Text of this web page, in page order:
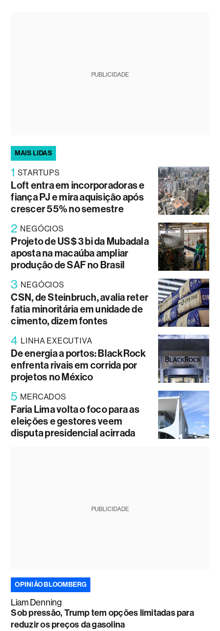
PUBLICIDADE
MAIS LIDAS
1 STARTUPS
Loft entra em incorporadoras e
fiança PJ e mira aquisição após
crescer 55% no semestre
2 NEGÓCIOS
Projeto de US$ 3 bi da Mubadala
aposta na macaúba ampliar
produção de SAF no Brasil
3 NEGÓCIOS
CSN, de Steinbruch, avalia reter
fatia minoritária em unidade de
cimento, dizem fontes
4 LINHA EXECUTIVA
De energia a portos: BlackRock
enfrenta rivais em corrida por
projetos no México
5 MERCADOS
Faria Lima volta o foco para as
eleições e gestores veem
disputa presidencial acirrada
PUBLICIDADE
OPINIÃO BLOOMBERG
Liam Denning
Sob pressão, Trump tem opções limitadas para
reduzir os preços da gasolina